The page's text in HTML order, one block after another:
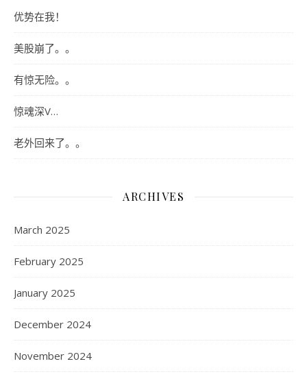
优势在我！
美股崩了。。
有惊无险。。
惊魂深V…
老外回来了。。
ARCHIVES
March 2025
February 2025
January 2025
December 2024
November 2024